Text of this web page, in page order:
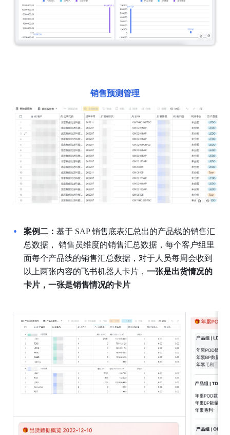
销售预测管理
案例二： 基于 SAP 销售底表汇总出的产品线的销售汇
总数据， 销售员维度的销售汇总数据，每个客户组里
面每个产品线的销售汇总数据，对于人员每周会收到
以上两张内容的飞书机器人卡片， 一张是出货情况的
卡片，一张是销售情况的卡片